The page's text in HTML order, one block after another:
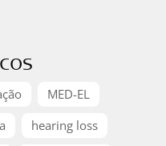
MED-EL
hearing loss